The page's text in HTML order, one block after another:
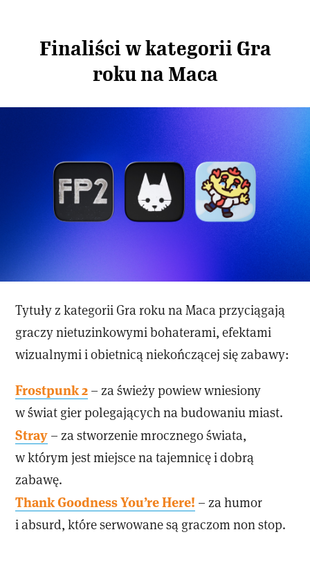
Finaliści w kategorii Gra
roku na Maca
Tytuły z kategorii Gra roku na Maca przyciągają
graczy nietuzinkowymi bohaterami, efektami
wizualnymi i obietnicą niekończącej się zabawy:
Frostpunk 2 – za świeży powiew wniesiony
w świat gier polegających na budowaniu miast.
Stray – za stworzenie mrocznego świata,
w którym jest miejsce na tajemnicę i dobrą
zabawę.
Thank Goodness You’re Here! – za humor
i absurd, które serwowane są graczom non stop.